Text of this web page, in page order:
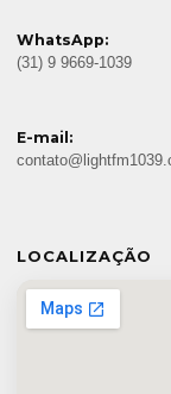
WhatsApp:
(31) 9 9669-1039
E-mail:
LOCALIZAÇÃO